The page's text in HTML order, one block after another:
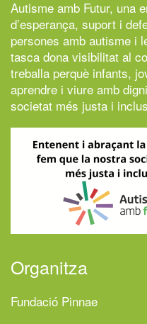
Autisme amb Futur, una
d’esperança, suport i
persones amb autisme i
tasca dona visibilitat al
treballa perquè infants,
aprendre i viure amb
societat més justa i
Organitza
Fundació Pinnae